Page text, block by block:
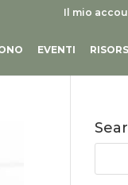
Il mio
EVENTI